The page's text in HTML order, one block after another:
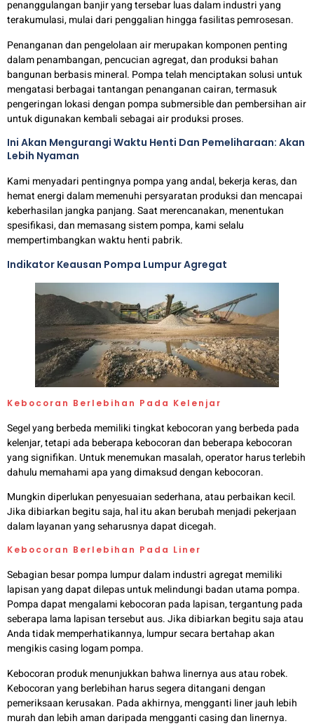
penanggulangan banjir yang tersebar luas dalam industri yang
terakumulasi, mulai dari penggalian hingga fasilitas pemrosesan.
Penanganan dan pengelolaan air merupakan komponen penting
dalam penambangan, pencucian agregat, dan produksi bahan
bangunan berbasis mineral. Pompa telah menciptakan solusi untuk
mengatasi berbagai tantangan penanganan cairan, termasuk
pengeringan lokasi dengan pompa submersible dan pembersihan air
untuk digunakan kembali sebagai air produksi proses.
Ini Akan Mengurangi Waktu Henti Dan Pemeliharaan: Akan
Lebih Nyaman
Kami menyadari pentingnya pompa yang andal, bekerja keras, dan
hemat energi dalam memenuhi persyaratan produksi dan mencapai
keberhasilan jangka panjang. Saat merencanakan, menentukan
spesifikasi, dan memasang sistem pompa, kami selalu
mempertimbangkan waktu henti pabrik.
Indikator Keausan Pompa Lumpur Agregat
Kebocoran Berlebihan Pada Kelenjar
Segel yang berbeda memiliki tingkat kebocoran yang berbeda pada
kelenjar, tetapi ada beberapa kebocoran dan beberapa kebocoran
yang signifikan. Untuk menemukan masalah, operator harus terlebih
dahulu memahami apa yang dimaksud dengan kebocoran.
Mungkin diperlukan penyesuaian sederhana, atau perbaikan kecil.
Jika dibiarkan begitu saja, hal itu akan berubah menjadi pekerjaan
dalam layanan yang seharusnya dapat dicegah.
Kebocoran Berlebihan Pada Liner
Sebagian besar pompa lumpur dalam industri agregat memiliki
lapisan yang dapat dilepas untuk melindungi badan utama pompa.
Pompa dapat mengalami kebocoran pada lapisan, tergantung pada
seberapa lama lapisan tersebut aus. Jika dibiarkan begitu saja atau
Anda tidak memperhatikannya, lumpur secara bertahap akan
mengikis casing logam pompa.
Kebocoran produk menunjukkan bahwa linernya aus atau robek.
Kebocoran yang berlebihan harus segera ditangani dengan
pemeriksaan kerusakan. Pada akhirnya, mengganti liner jauh lebih
murah dan lebih aman daripada mengganti casing dan linernya.